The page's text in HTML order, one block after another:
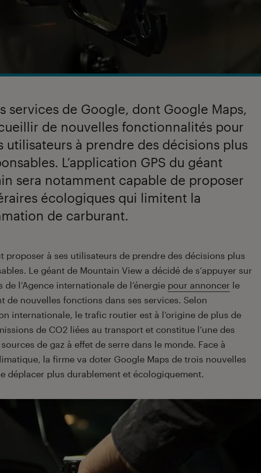
services de Google, dont Google Maps,
de nouvelles fonctionnalités pour
utilisateurs à prendre des décisions plus
L’application GPS du géant
sera notamment capable de proposer
écologiques qui limitent la
de carburant.
proposer à ses utilisateurs de prendre des décisions plus
Le géant de Mountain View a décidé de s’appuyer sur
de l’Agence internationale de l’énergie pour annoncer le
de nouvelles fonctions dans ses services. Selon
internationale, le trafic routier est à l’origine de plus de
de CO2 liées au transport et constitue l’une des
de gaz à effet de serre dans le monde. Face à
la firme va doter Google Maps de trois nouvelles
déplacer plus durablement et écologiquement.